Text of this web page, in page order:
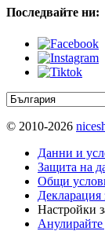
Последвайте ни:
© 2010-2026
Данни и
Защита на
Общи
Декларация
Настройки
Анулирайте